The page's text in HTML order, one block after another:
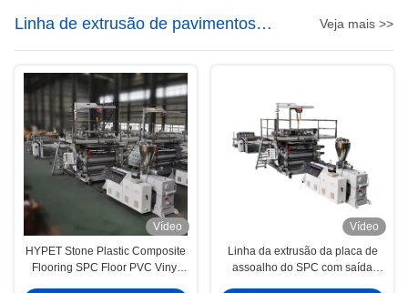
Linha de extrusão de pavimentos
SPC
Veja mais >>
Vídeo
HYPET Stone Plastic Composite
Flooring SPC Floor PVC Vinyl
Vídeo
Linha da extrusão da placa de
assoalho do SPC com saída